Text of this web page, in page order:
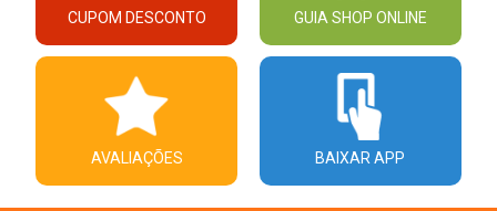
CUPOM DESCONTO GUIA SHOP ONLINE
AVALIAÇÕES BAIXAR APP